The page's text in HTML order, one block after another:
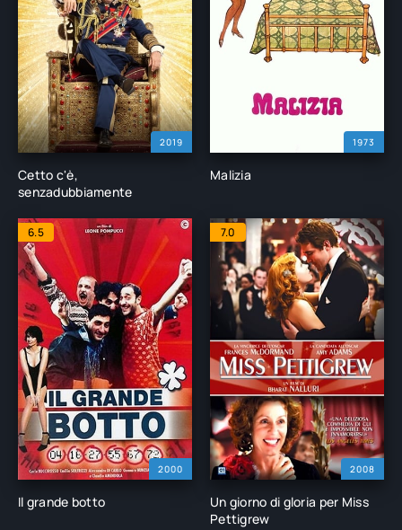
2019
Cetto c'è,
senzadubbiamente
1973
Malizia
2000
6.5
Il grande botto
2008
7.0
Un giorno di gloria per Miss
Pettigrew